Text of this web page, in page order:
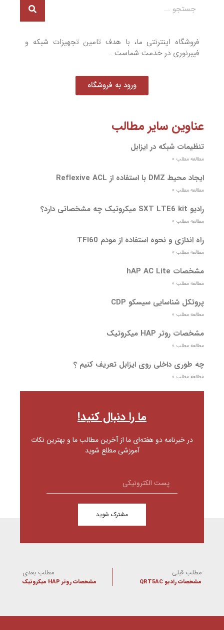
فروشگاه اینترنتی ما، با هدف تامین تجهیزات شبکه و
فیبرنوری در خدمت شماست .
ورود به فروشگاه
عناوین سایر مطالب
تنظیمات شبکه در ایزابل
مطالعه مطلب »
ایجاد محیط DMZ با استفاده از Reflexive ACL
مطالعه مطلب »
رادیو SXT LTE6 kit میکروتیک چه مشخصاتی دارد؟
مطالعه مطلب »
راه اندازی و نحوه استفاده از مودم TFI60
مطالعه مطلب »
مشخصات hAP AC Lite
مطالعه مطلب »
پروتکل شناسایی سیسکو CDP
مطالعه مطلب »
مشخصات روتر HAP میکروتیک
مطالعه مطلب »
چه طوری داخلی روی ایزابل تعریف کنیم ؟
مطالعه مطلب »
ما را دنبال کنید!
در خبرنامه دو هفته‌ای ما از آخرین مطالب ما و بهترین نکات
آموزشی مطلع شوید
مشترک شوید
مطلب قبلی
مشخصات رادیو QRT5AC
مطلب بعدی
مشخصات روتر HAP میکروتیک